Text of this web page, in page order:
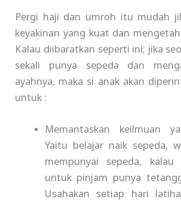
Pergi haji dan umroh itu mudah
keyakinan yang kuat dan
Kalau diibaratkan seperti ini; jika
sekali punya sepeda dan
ayahnya, maka si anak akan
untuk :
Memantaskan keilmuan
Yaitu belajar naik sepeda,
mempunyai sepeda, kalau
untuk pinjam punya
Usahakan setiap hari